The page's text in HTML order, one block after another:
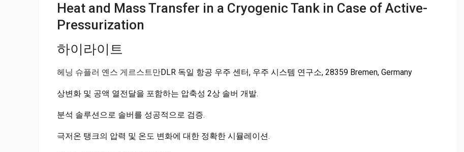
Heat and Mass Transfer in a Cryogenic Tank in Case of Active-
Pressurization
하이라이트
헤닝 슈플러 옌스 게르스트만DLR 독일 항공 우주 센터, 우주 시스템 연구소, 28359 Bremen, Germany
상변화 및 공액 열전달을 포함하는 압축성 2상 솔버 개발.
분석 솔루션으로 솔버를 성공적으로 검증.
극저온 탱크의 압력 및 온도 변화에 대한 정확한 시뮬레이션.